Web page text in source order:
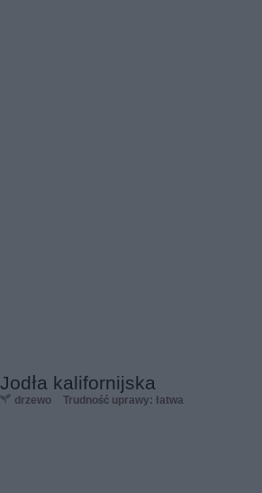
Jodła kalifornijska
drzewo Trudność uprawy: łatwa